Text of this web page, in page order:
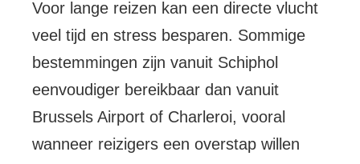
Voor lange reizen kan een directe vlucht
veel tijd en stress besparen. Sommige
bestemmingen zijn vanuit Schiphol
eenvoudiger bereikbaar dan vanuit
Brussels Airport of Charleroi, vooral
wanneer reizigers een overstap willen